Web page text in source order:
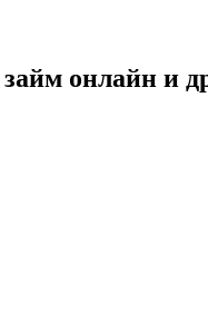
онлайн и